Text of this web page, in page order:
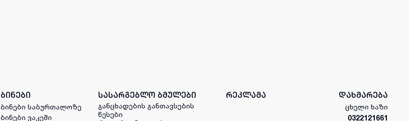
ბინები
ბინები საბურთალოზე
ბინები ვაკეში
სასარგებლო ბმულები
განცხადების განთავსების
წესები
რეკლამა დახმარება
ცხელი ხაზი
0322121661